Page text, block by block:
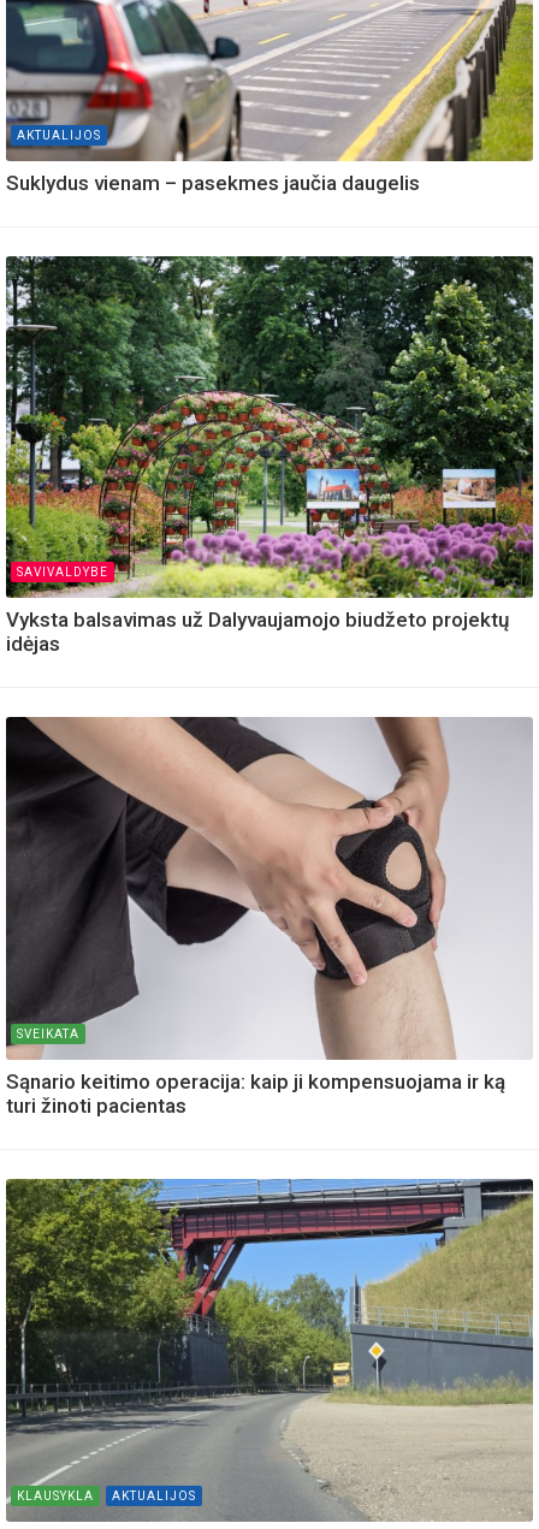
AKTUALIJOS
Suklydus vienam – pasekmes jaučia daugelis
SAVIVALDYBE
Vyksta balsavimas už Dalyvaujamojo biudžeto projektų
idėjas
SVEIKATA
Sąnario keitimo operacija: kaip ji kompensuojama ir ką
turi žinoti pacientas
KLAUSYKLA AKTUALIJOS